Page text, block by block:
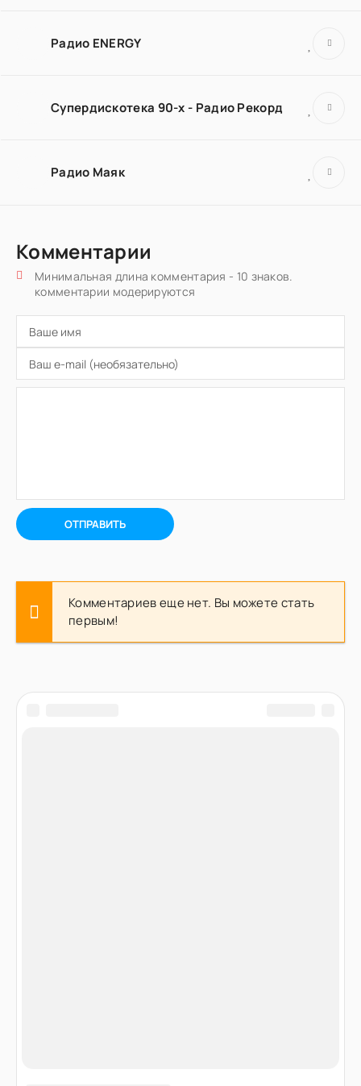
Радио ENERGY
Супердискотека 90-х - Радио Рекорд
Радио Маяк
Комментарии
Минимальная длина комментария - 10 знаков.
комментарии модерируются
ОТПРАВИТЬ
Комментариев еще нет. Вы можете стать
первым!